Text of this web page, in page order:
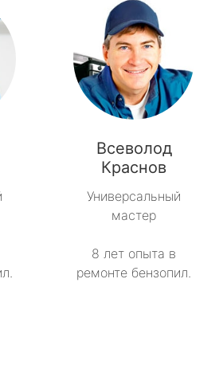
Всеволод
Краснов
Универсальный
мастер
8 лет опыта в
ремонте бензопил.